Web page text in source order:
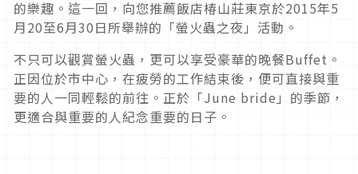
的樂趣。這一回，向您推薦飯店椿山莊東京於2015年5
月20至6月30日所舉辦的「螢火蟲之夜」活動。
不只可以觀賞螢火蟲，更可以享受豪華的晚餐Buffet。
正因位於市中心，在疲勞的工作結束後，便可直接與重
要的人一同輕鬆的前往。正於「June bride」的季節，
更適合與重要的人紀念重要的日子。